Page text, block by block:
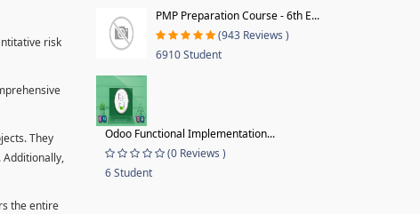
risk
They
Additionally,
the entire
PMP Preparation Course - 6th E...
(943 Reviews )
6910 Student
Odoo Functional Implementation...
(0 Reviews )
6 Student